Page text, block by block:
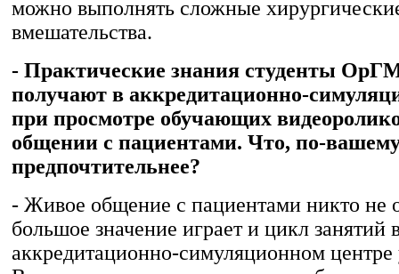
можно выполнять сложные
вмешательства.
- Практические знания студенты
получают в аккредитационно-
при просмотре обучающих
общении с пациентами. Что, по-
предпочтительнее?
- Живое общение с пациентами никто не
большое значение играет и цикл занятий
аккредитационно-симуляционном центре